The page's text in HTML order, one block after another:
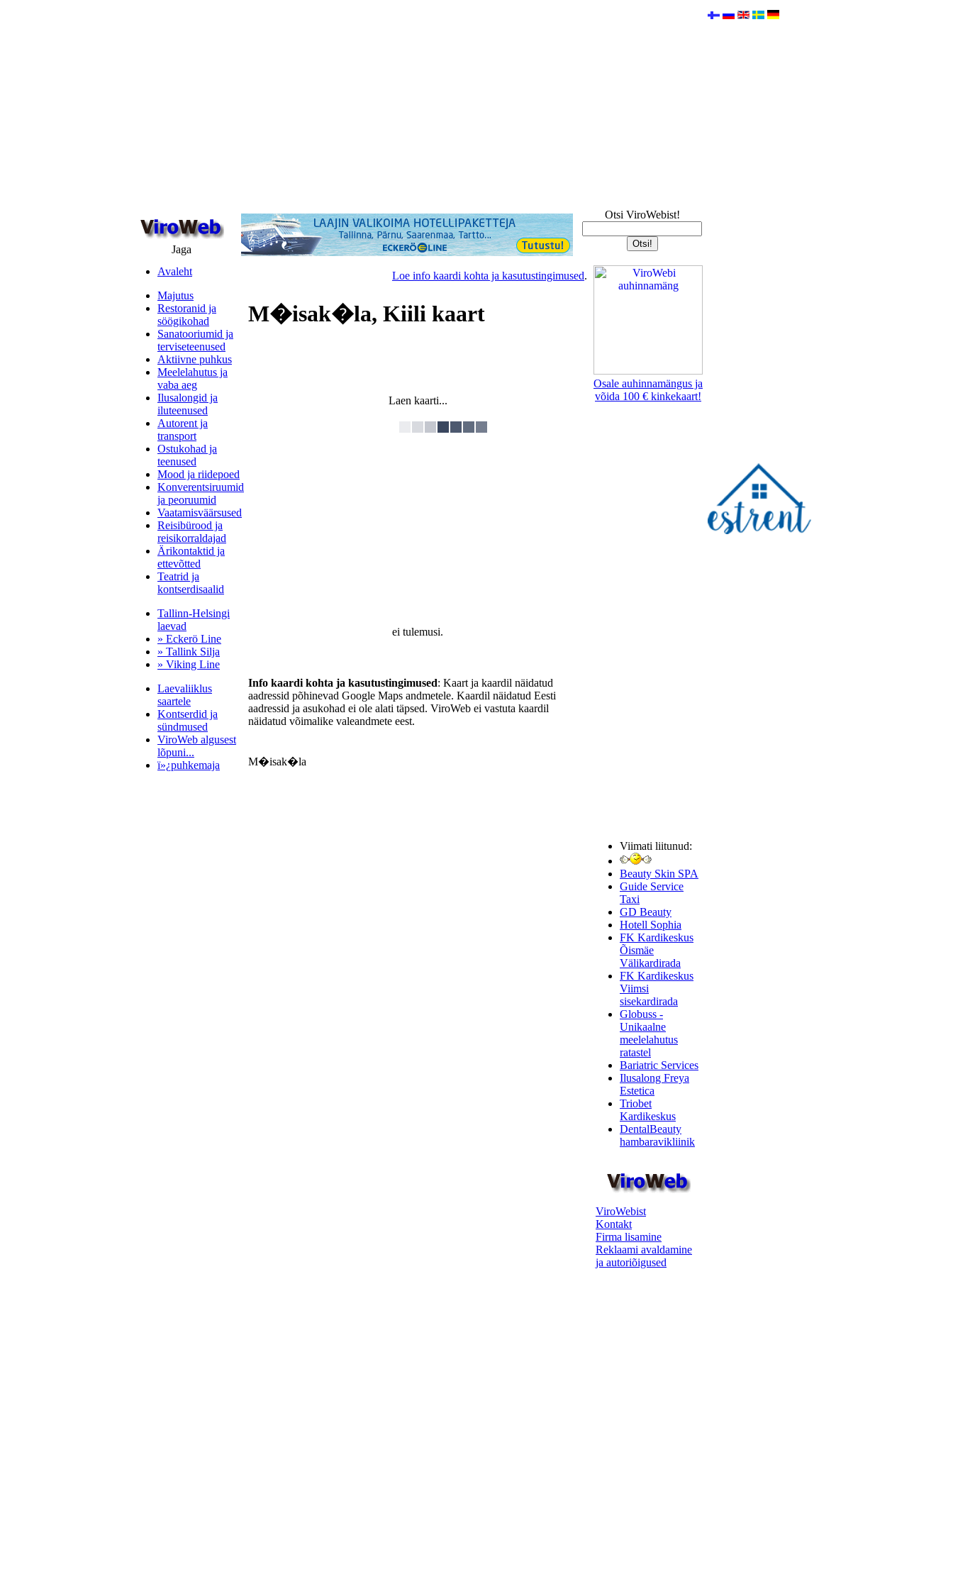
Jaga
Otsi ViroWebist!
Avaleht
Majutus
Restoranid ja
söögikohad
Sanatooriumid ja
terviseteenused
Aktiivne puhkus
Meelelahutus ja
vaba aeg
Ilusalongid ja
iluteenused
Autorent ja
transport
Ostukohad ja
teenused
Mood ja riidepoed
Konverentsiruumid
ja peoruumid
Vaatamisväärsused
Reisibürood ja
reisikorraldajad
Ärikontaktid ja
ettevõtted
Teatrid ja
kontserdisaalid
Tallinn-Helsingi
laevad
» Eckerö Line
» Tallink Silja
» Viking Line
Laevaliiklus
saartele
Kontserdid ja
sündmused
ViroWeb algusest
lõpuni...
ï»¿puhkemaja
Loe info kaardi kohta ja kasutustingimused.
M�isak�la, Kiili kaart
Laen kaarti...
ei tulemusi.
Info kaardi kohta ja kasutustingimused: Kaart ja kaardil näidatud
aadressid põhinevad Google Maps andmetele. Kaardil näidatud Eesti
aadressid ja asukohad ei ole alati täpsed. ViroWeb ei vastuta kaardil
näidatud võimalike valeandmete eest.
M�isak�la
Osale auhinnamängus ja
võida 100 € kinkekaart!
Viimati liitunud:
Beauty Skin SPA
Guide Service
Taxi
GD Beauty
Hotell Sophia
FK Kardikeskus
Õismäe
Välikardirada
FK Kardikeskus
Viimsi
sisekardirada
Globuss -
Unikaalne
meelelahutus
ratastel
Bariatric Services
Ilusalong Freya
Estetica
Triobet
Kardikeskus
DentalBeauty
hambaravikliinik
ViroWebist
Kontakt
Firma lisamine
Reklaami avaldamine
ja autoriõigused